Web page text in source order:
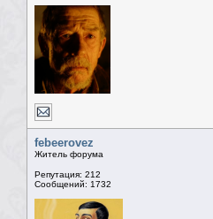
febeerovez
Житель форума
Репутация: 212
Сообщений: 1732